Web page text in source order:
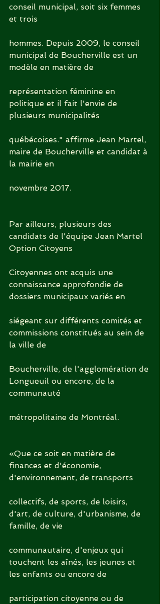
conseil municipal, soit six femmes
et trois
hommes. Depuis 2009, le conseil
municipal de Boucherville est un
modèle en matière de
représentation féminine en
politique et il fait l'envie de
plusieurs municipalités
québécoises." affirme Jean Martel,
maire de Boucherville et candidat à
la mairie en
novembre 2017.
Par ailleurs, plusieurs des
candidats de l'équipe Jean Martel
Option Citoyens
Citoyennes ont acquis une
connaissance approfondie de
dossiers municipaux variés en
siégeant sur différents comités et
commissions constitués au sein de
la ville de
Boucherville, de l'agglomération de
Longueuil ou encore, de la
communauté
métropolitaine de Montréal.
«Que ce soit en matière de
finances et d'économie,
d'environnement, de transports
collectifs, de sports, de loisirs,
d'art, de culture, d'urbanisme, de
famille, de vie
communautaire, d'enjeux qui
touchent les aînés, les jeunes et
les enfants ou encore de
participation citoyenne ou de